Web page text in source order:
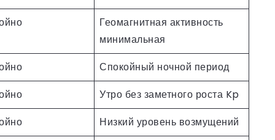
Геомагнитная активность
минимальная
Спокойный ночной период
Утро без заметного роста Kp
Низкий уровень возмущений